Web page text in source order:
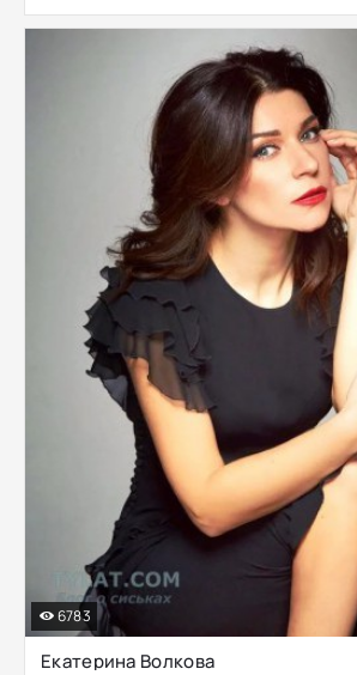
Екатерина Волкова
6783